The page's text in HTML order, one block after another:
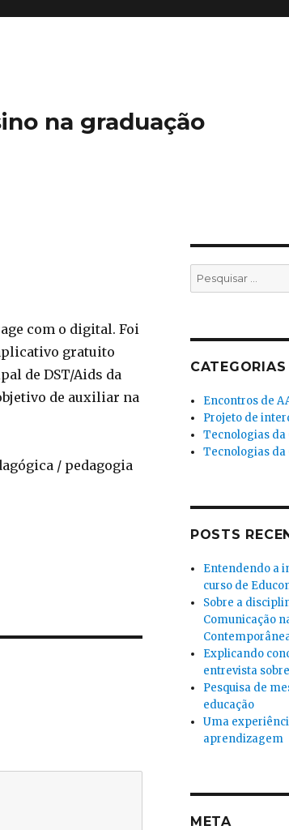
na graduação
com o digital. Foi
gratuito
de DST/Aids da
de auxiliar na
/ pedagogia
Pesquisar
por:
CATEGORIAS
Encontros de
Projeto de
Tecnologias da
Tecnologias da
POSTS
Entendendo a
curso de
Sobre a
Comunicação
Explicando
entrevista
Pesquisa de
educação
Uma
aprendizagem
META